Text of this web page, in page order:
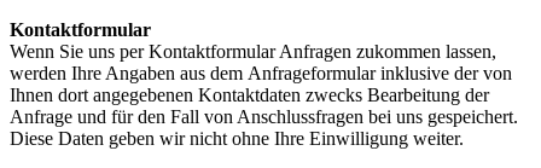
Kontaktformular
Wenn Sie uns per Kontaktformular Anfragen zukommen lassen,
werden Ihre Angaben aus dem Anfrageformular inklusive der von
Ihnen dort angegebenen Kontaktdaten zwecks Bearbeitung der
Anfrage und für den Fall von Anschlussfragen bei uns gespeichert.
Diese Daten geben wir nicht ohne Ihre Einwilligung weiter.